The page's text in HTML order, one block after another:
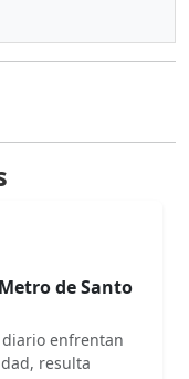
de Santo
enfrentan
resulta